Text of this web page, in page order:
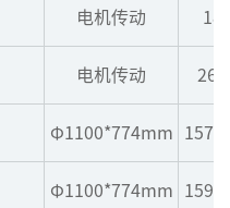
电机传动
电机传动
Φ1100*774mm
Φ1100*774mm